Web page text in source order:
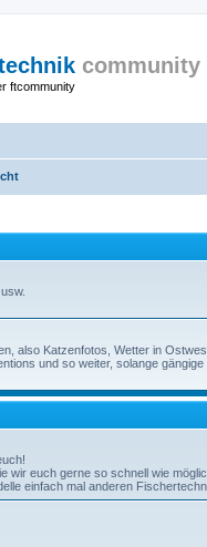
community
ftcommunity
also Katzenfotos, Wetter in
und so weiter, solange gängige
wir euch gerne so schnell wie
einfach mal anderen